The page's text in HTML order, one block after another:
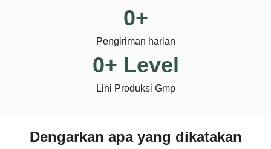
Pengiriman harian
0+
Lini Produksi Gmp
0+ Level
Dengarkan apa yang dikatakan